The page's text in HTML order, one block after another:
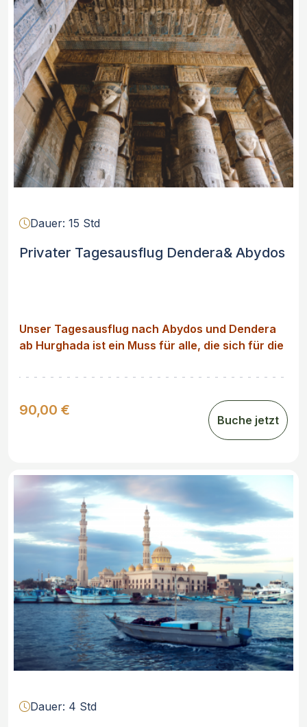
Dauer: 15 Std
Privater Tagesausflug Dendera& Abydos
Unser Tagesausflug nach Abydos und Dendera
ab Hurghada ist ein Muss für alle, die sich für die
interessieren. Wir bieten Ihnen eine komfortable
Fahrzeug und eine professionelle Führung, die
Ihnen alle wichtigen Informationen über die
Tempel und ihre Geschichte vermitteln.
90,00 €
Buche jetzt
Dauer: 4 Std